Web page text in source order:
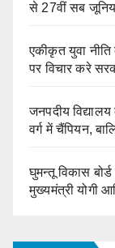
से 27वीं सब
एकीकृत युवा
पर विचार करे
जनपदीय
वर्ग में चैंपियन,
घुमन्तू विकास
मुख्यमंत्री योगी